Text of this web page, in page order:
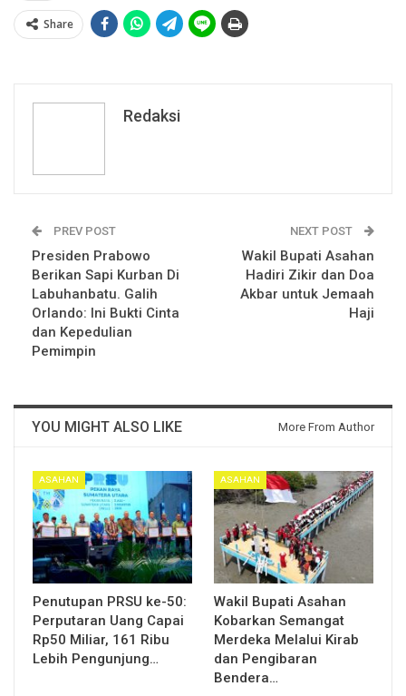
Share
Redaksi
PREV POST
Presiden Prabowo
Berikan Sapi Kurban Di
Labuhanbatu. Galih
Orlando: Ini Bukti Cinta
dan Kepedulian
Pemimpin
NEXT POST
Wakil Bupati Asahan
Hadiri Zikir dan Doa
Akbar untuk Jemaah
Haji
YOU MIGHT ALSO LIKE More From Author
ASAHAN
Penutupan PRSU ke-50:
Perputaran Uang Capai
Rp50 Miliar, 161 Ribu
Lebih Pengunjung…
ASAHAN
Wakil Bupati Asahan
Kobarkan Semangat
Merdeka Melalui Kirab
dan Pengibaran
Bendera…